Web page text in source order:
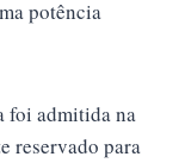
potência
foi admitida na
reservado para